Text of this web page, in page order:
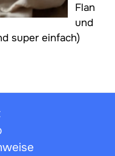
Flan
und
super einfach)